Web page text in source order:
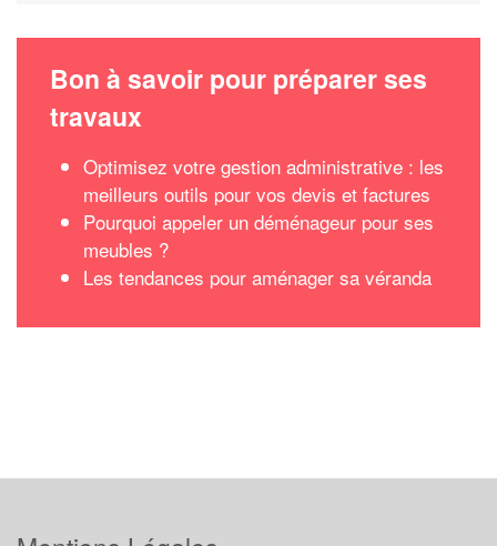
Bon à savoir pour préparer ses
travaux
Optimisez votre gestion administrative : les
meilleurs outils pour vos devis et factures
Pourquoi appeler un déménageur pour ses
meubles ?
Les tendances pour aménager sa véranda